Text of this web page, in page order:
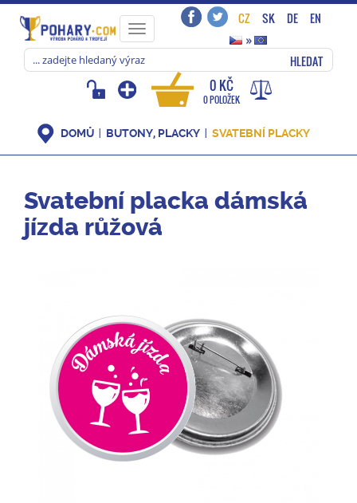
Toggle
navigation
CZ SK DE
EN
»
HLEDAT
0 KČ
0 POLOŽEK
DOMŮ BUTONY, PLACKY SVATEBNÍ PLACKY
Svatební placka dámská
jízda růžová